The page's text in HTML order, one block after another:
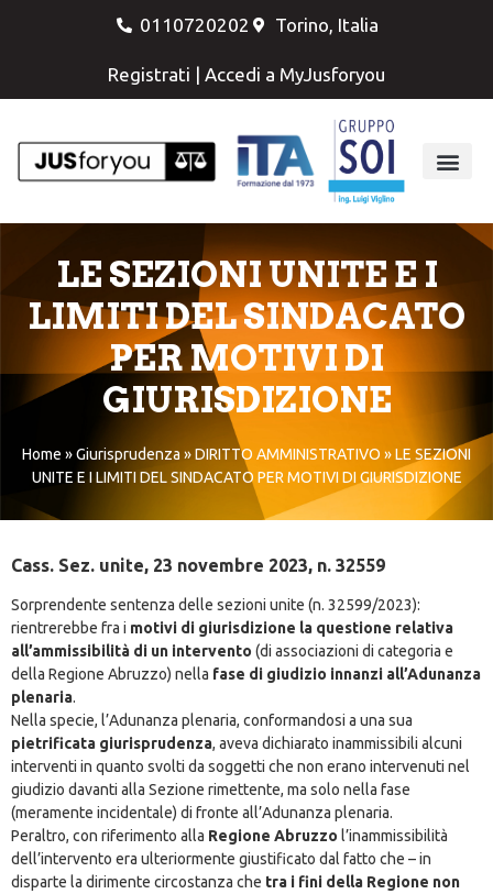
0110720202 Torino, Italia
Registrati | Accedi a MyJusforyou
LE SEZIONI UNITE E I
LIMITI DEL SINDACATO
PER MOTIVI DI
GIURISDIZIONE
Home »Giurisprudenza »DIRITTO AMMINISTRATIVO »LE SEZIONI
UNITE E I LIMITI DEL SINDACATO PER MOTIVI DI GIURISDIZIONE
Cass. Sez. unite, 23 novembre 2023, n. 32559
Sorprendente sentenza delle sezioni unite (n. 32599/2023):
rientrerebbe fra i motivi di giurisdizione la questione relativa
all’ammissibilità di un intervento (di associazioni di categoria e
della Regione Abruzzo) nella fase di giudizio innanzi all’Adunanza
plenaria.
Nella specie, l’Adunanza plenaria, conformandosi a una sua
pietrificata giurisprudenza, aveva dichiarato inammissibili alcuni
interventi in quanto svolti da soggetti che non erano intervenuti nel
giudizio davanti alla Sezione rimettente, ma solo nella fase
(meramente incidentale) di fronte all’Adunanza plenaria.
Peraltro, con riferimento alla Regione Abruzzo l’inammissibilità
dell’intervento era ulteriormente giustificato dal fatto che – in
disparte la dirimente circostanza che tra i fini della Regione non